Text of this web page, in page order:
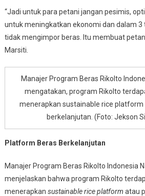
“Jadi untuk para petani jangan pesimis,
untuk meningkatkan ekonomi dan dalam 3
tidak mengimpor beras. Itu membuat
Marsiti.
Manajer Program Beras Rikolto
mengatakan, program Rikolto
menerapkan sustainable rice
berkelanjutan. (Foto: Jekson
Platform Beras Berkelanjutan
Manajer Program Beras Rikolto Indonesia
menjelaskan bahwa program Rikolto
menerapkan sustainable rice platform atau